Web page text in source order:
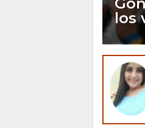
los